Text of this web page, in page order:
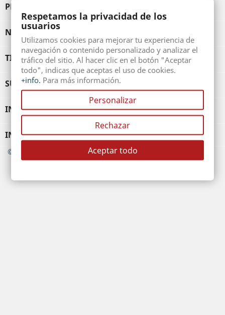
PRODUCTOS
NUESTRA EMPRESA
TIENDA
SU CUENTA
INFORMACIÓN 
INFORMACIÓN DE LA TIENDA
© 2026 - Basetextil s.l. N.I.F. B-48908735
Respetamos la privacidad de los
usuarios
Utilizamos cookies para mejorar tu experiencia de
navegación o contenido personalizado y analizar el
tráfico del sitio. Al hacer clic en el botón "Aceptar
todo", indicas que aceptas el uso de cookies.
+info. Para más información.
Personalizar
Rechazar
Aceptar todo